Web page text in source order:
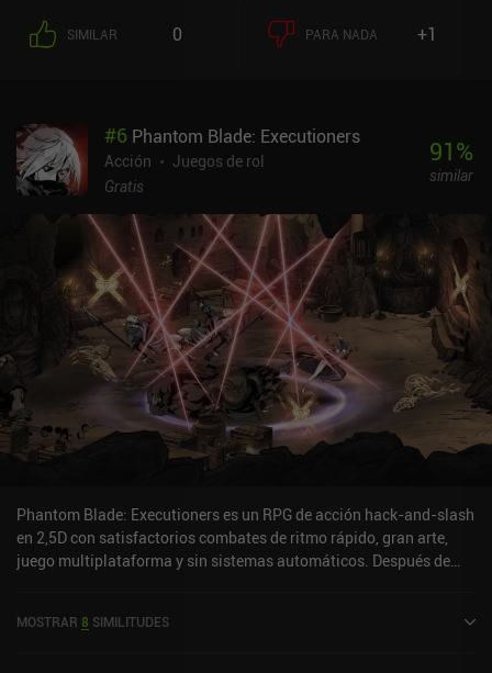
SIMILAR 0 PARA NADA +1
#6 Phantom Blade: Executioners
Acción
Juegos de rol
Gratis
91%
similar
Phantom Blade: Executioners es un RPG de acción hack-and-slash
en 2,5D con satisfactorios combates de ritmo rápido, gran arte,
juego multiplataforma y sin sistemas automáticos. Después de
varias zonas, incluidas ubicaciones ocultas con recompensas
MOSTRAR 8 SIMILITUDES